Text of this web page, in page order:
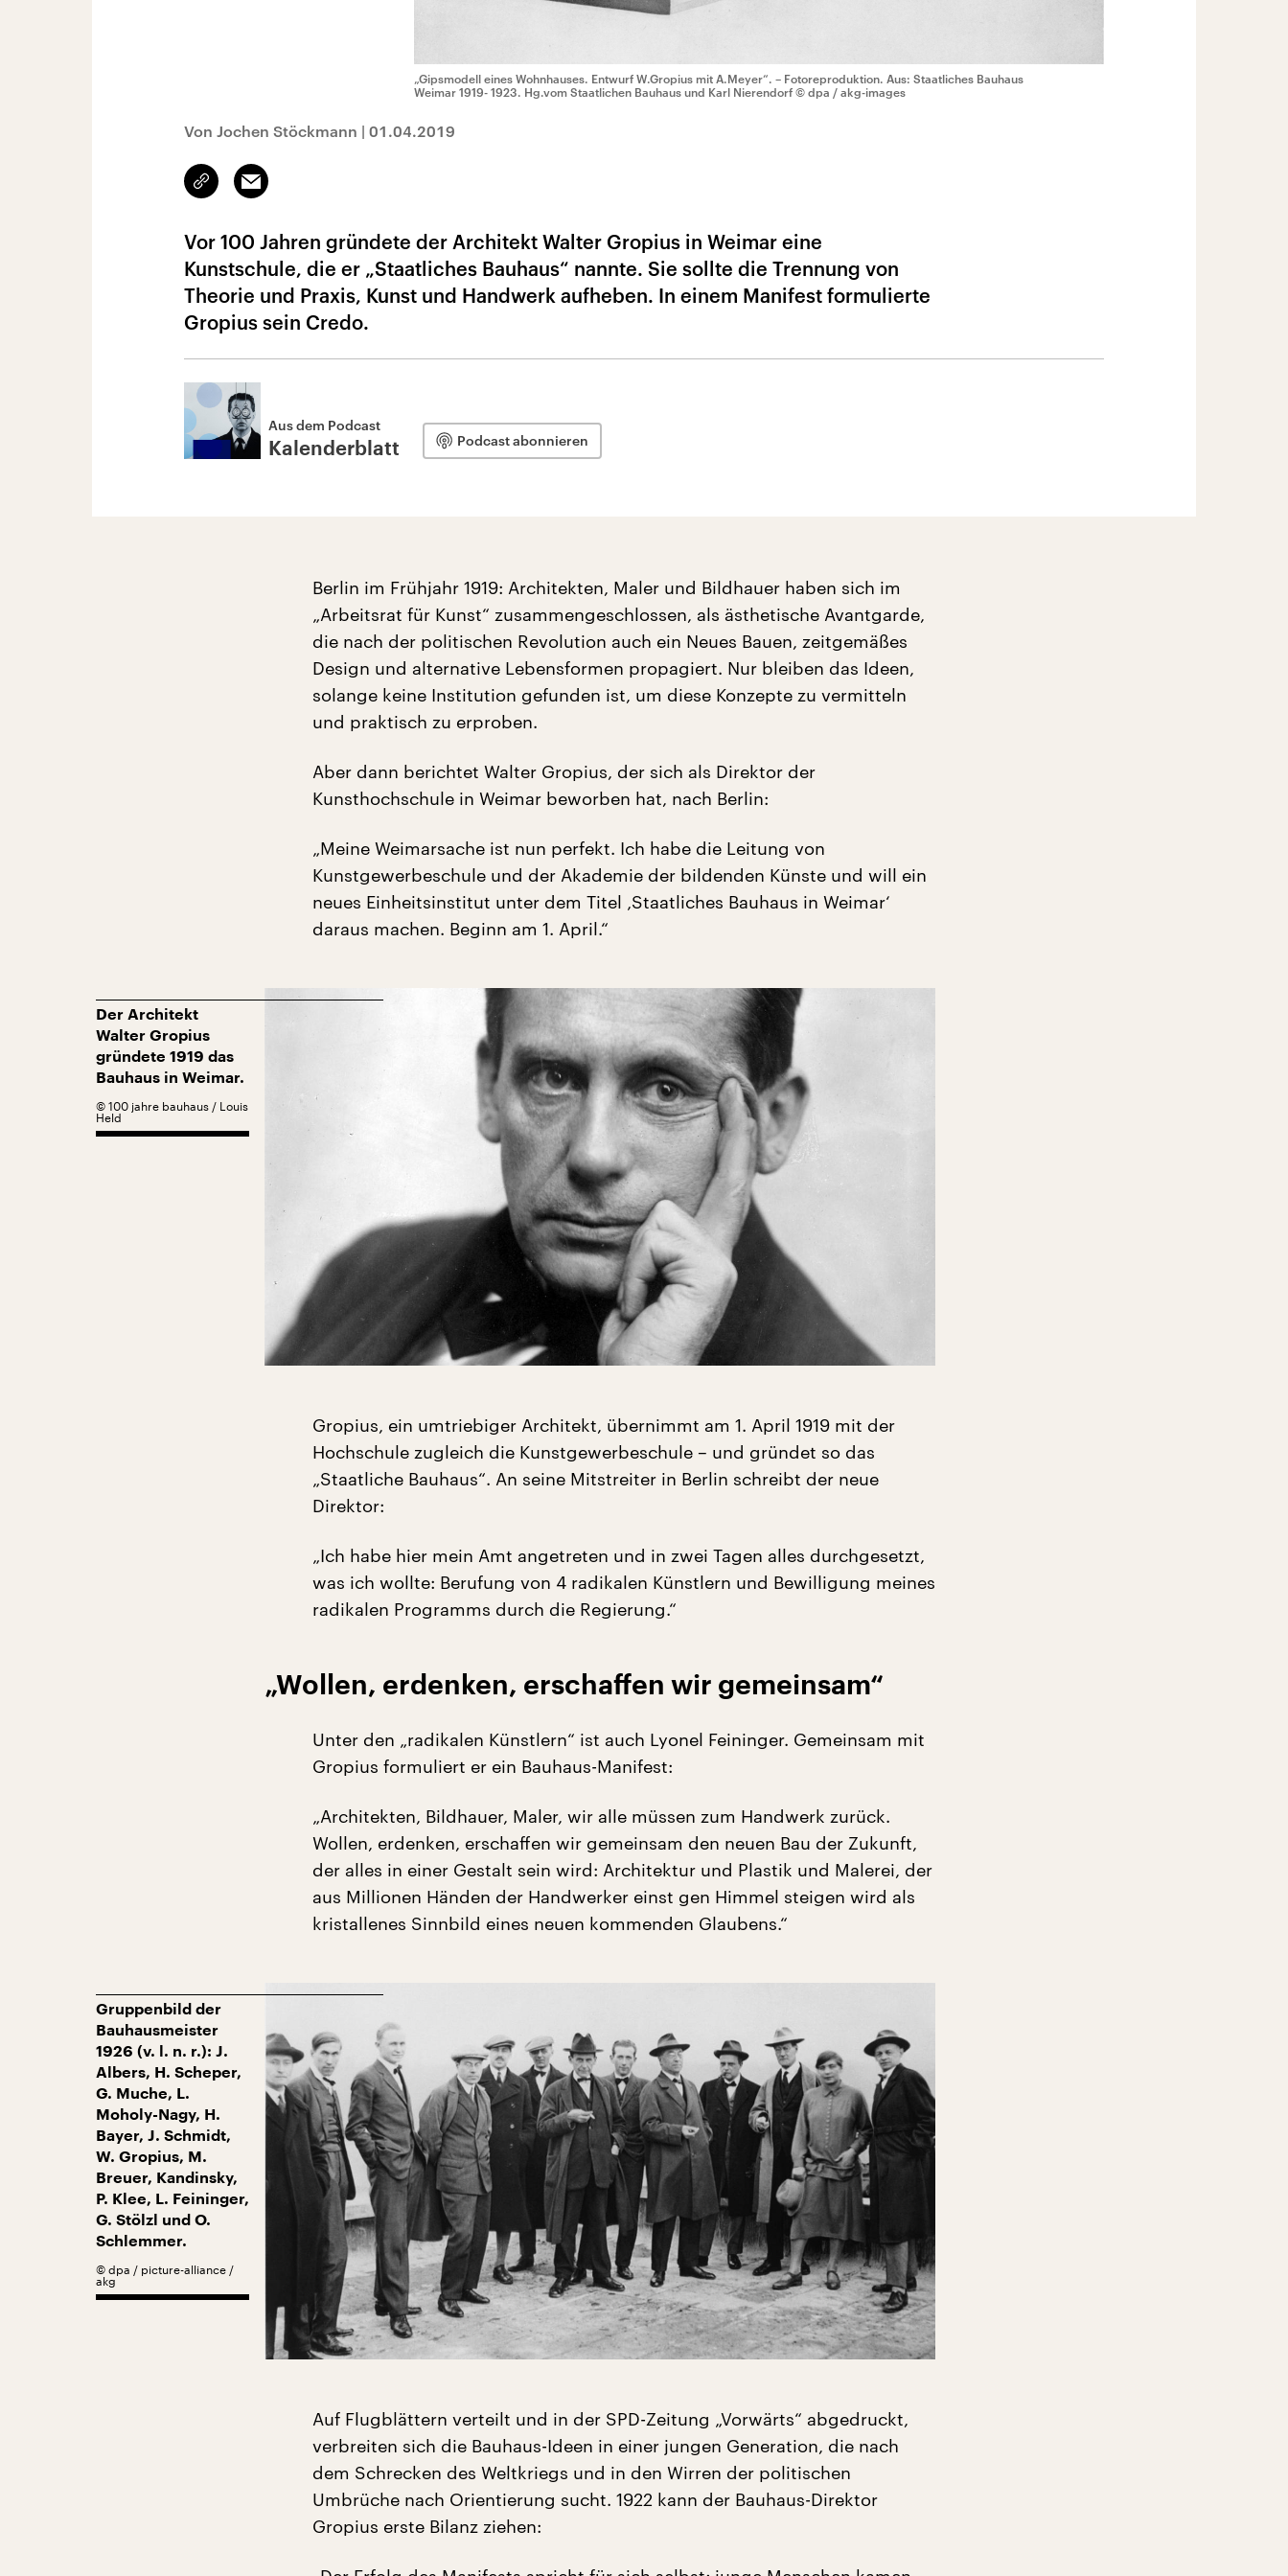
„Gipsmodell eines Wohnhauses. Entwurf W.Gropius mit A.Meyer“. – Fotoreproduktion. Aus: Staatliches Bauhaus
Weimar 1919- 1923. Hg.vom Staatlichen Bauhaus und Karl Nierendorf © dpa / akg-images
Von Jochen Stöckmann | 01.04.2019
Link
kopieren/teilen
Email
Vor 100 Jahren gründete der Architekt Walter Gropius in Weimar eine
Kunstschule, die er „Staatliches Bauhaus“ nannte. Sie sollte die Trennung von
Theorie und Praxis, Kunst und Handwerk aufheben. In einem Manifest formulierte
Gropius sein Credo.
Aus dem Podcast
Kalenderblatt Podcast abonnieren
Berlin im Frühjahr 1919: Architekten, Maler und Bildhauer haben sich im
„Arbeitsrat für Kunst“ zusammengeschlossen, als ästhetische Avantgarde,
die nach der politischen Revolution auch ein Neues Bauen, zeitgemäßes
Design und alternative Lebensformen propagiert. Nur bleiben das Ideen,
solange keine Institution gefunden ist, um diese Konzepte zu vermitteln
und praktisch zu erproben.
Aber dann berichtet Walter Gropius, der sich als Direktor der
Kunsthochschule in Weimar beworben hat, nach Berlin:
„Meine Weimarsache ist nun perfekt. Ich habe die Leitung von
Kunstgewerbeschule und der Akademie der bildenden Künste und will ein
neues Einheitsinstitut unter dem Titel ‚Staatliches Bauhaus in Weimar‘
daraus machen. Beginn am 1. April.“
Der Architekt
Walter Gropius
gründete 1919 das
Bauhaus in Weimar.
© 100 jahre bauhaus / Louis
Held
Gropius, ein umtriebiger Architekt, übernimmt am 1. April 1919 mit der
Hochschule zugleich die Kunstgewerbeschule – und gründet so das
„Staatliche Bauhaus“. An seine Mitstreiter in Berlin schreibt der neue
Direktor:
„Ich habe hier mein Amt angetreten und in zwei Tagen alles durchgesetzt,
was ich wollte: Berufung von 4 radikalen Künstlern und Bewilligung meines
radikalen Programms durch die Regierung.“
„Wollen, erdenken, erschaffen wir gemeinsam“
Unter den „radikalen Künstlern“ ist auch Lyonel Feininger. Gemeinsam mit
Gropius formuliert er ein Bauhaus-Manifest:
„Architekten, Bildhauer, Maler, wir alle müssen zum Handwerk zurück.
Wollen, erdenken, erschaffen wir gemeinsam den neuen Bau der Zukunft,
der alles in einer Gestalt sein wird: Architektur und Plastik und Malerei, der
aus Millionen Händen der Handwerker einst gen Himmel steigen wird als
kristallenes Sinnbild eines neuen kommenden Glaubens.“
Gruppenbild der
Bauhausmeister
1926 (v. l. n. r.): J.
Albers, H. Scheper,
G. Muche, L.
Moholy-Nagy, H.
Bayer, J. Schmidt,
W. Gropius, M.
Breuer, Kandinsky,
P. Klee, L. Feininger,
G. Stölzl und O.
Schlemmer.
© dpa / picture-alliance /
akg
Auf Flugblättern verteilt und in der SPD-Zeitung „Vorwärts“ abgedruckt,
verbreiten sich die Bauhaus-Ideen in einer jungen Generation, die nach
dem Schrecken des Weltkriegs und in den Wirren der politischen
Umbrüche nach Orientierung sucht. 1922 kann der Bauhaus-Direktor
Gropius erste Bilanz ziehen: